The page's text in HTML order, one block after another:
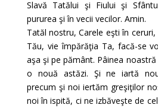
Slavă Tatălui şi Fiului şi
pururea şi în vecii vecilor. Amin.
Tatăl nostru, Carele eşti în
Tău, vie împărăţia Ta, facă-se
aşa şi pe pământ. Pâinea
o nouă astăzi. Şi ne iartă
precum şi noi iertăm greşiţilor
noi în ispită, ci ne izbăveşte de